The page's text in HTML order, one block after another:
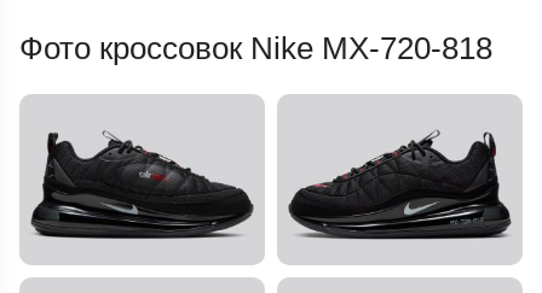
Фото кроссовок Nike MX-720-818